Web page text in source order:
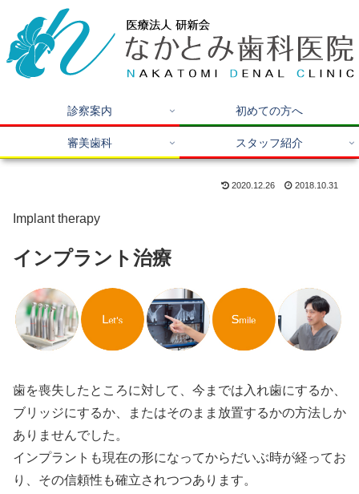
診察案内 初めての方へ
審美歯科 スタッフ紹介
2020.12.26 2018.10.31
Implant therapy
インプラント治療
歯を喪失したところに対して、今までは入れ歯にするか、
ブリッジにするか、またはそのまま放置するかの方法しか
ありませんでした。
インプラントも現在の形になってからだいぶ時が経ってお
り、その信頼性も確立されつつあります。